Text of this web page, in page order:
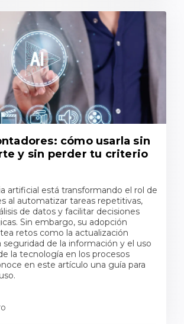
cómo usarla sin
y sin perder tu criterio
artificial está transformando el rol de
al automatizar tareas repetitivas,
de datos y facilitar decisiones
Sin embargo, su adopción
retos como la actualización
seguridad de la información y el uso
la tecnología en los procesos
en este artículo una guía para